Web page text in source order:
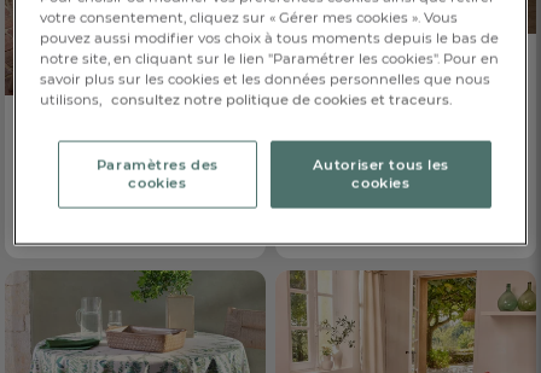
Nappe enduite
Semaine
DèsCHF. 49.-
Nappe
DèsCHF. 75.-
Traitement anti-UV
votre consentement, cliquez sur « Gérer mes cookies ». Vous
pouvez aussi modifier vos choix à tous moments depuis le bas de
notre site, en cliquant sur le lien "Paramétrer les cookies". Pour en
savoir plus sur les cookies et les données personnelles que nous
utilisons, consultez notre politique de cookies et traceurs.
Paramètres des
cookies
Autoriser tous les
cookies